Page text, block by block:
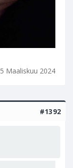
5 Maaliskuu 2024
#1392